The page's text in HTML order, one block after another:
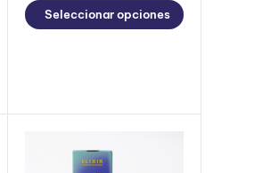
Seleccionar opciones